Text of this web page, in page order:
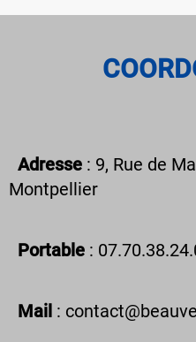
Adresse : 9, Rue de
Montpellier
Portable :
Mail :